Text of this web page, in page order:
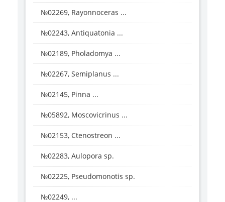
№02269, Rayonnoceras ...
№02243, Antiquatonia ...
№02189, Pholadomya ...
№02267, Semiplanus ...
№02145, Pinna ...
№05892, Moscovicrinus ...
№02153, Ctenostreon ...
№02283, Aulopora sp.
№02225, Pseudomonotis sp.
№02249, ...